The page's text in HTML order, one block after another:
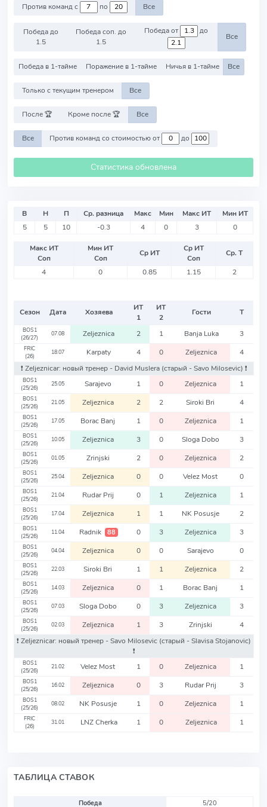
Против команд с по Все
Победа до
1.5
Победа соп. до
1.5
Победа от до
Все
Победа в 1-тайме Поражение в 1-тайме Ничья в 1-тайме Все
Только с текущим тренером Все
После 🏆 Кроме после 🏆 Все
Все Против команд со стоимостью от до
Статистика обновлена
В Н П Ср. разница Макс Мин Макс ИТ
Мин ИТ
5
5 10 -0.3 4 0 3 0
Макс ИТ
Соп
Мин ИТ
Соп
Ср ИТ
Ср ИТ
Соп
Ср. Т
4
0 0.85 1.15 2
Сезон Дата Хозяева
ИТ
1
ИТ
2
Гости Т
BOS1
(26/27)
07.08 Zeljeznica 2 1 Banja Luka 3
FRIC
(26)
18.07 Karpaty 4 0 Zeljeznica
4
❗️ Zeljeznicar: новый тренер - David Muslera (старый - Savo Milosevic) ❗️
BOS1
(25/26)
25.05 Sarajevo 1 0 Zeljeznica 1
BOS1
(25/26)
21.05 Zeljeznica 2 2 Siroki Bri 4
BOS1
(25/26)
17.05 Borac Banj 1 0 Zeljeznica 1
BOS1
(25/26)
10.05 Zeljeznica 3 0 Sloga Dobo 3
BOS1
(25/26)
01.05 Zrinjski 2 0 Zeljeznica 2
BOS1
(25/26)
25.04 Zeljeznica 0 0 Velez Most 0
BOS1
(25/26)
21.04 Rudar Prij 0 1 Zeljeznica 1
BOS1
(25/26)
17.04 Zeljeznica 1 1 NK Posusje 2
BOS1
(25/26)
11.04 Radnik 88 0 3 Zeljeznica 3
BOS1
(25/26)
04.04 Zeljeznica 0 0 Sarajevo 0
BOS1
(25/26)
22.03 Siroki Bri 1 1 Zeljeznica 2
BOS1
(25/26)
14.03 Zeljeznica 0 1 Borac Banj 1
BOS1
(25/26)
07.03 Sloga Dobo 0 3 Zeljeznica 3
BOS1
(25/26)
02.03 Zeljeznica 1 3 Zrinjski
4
❗️ Zeljeznicar: новый тренер - Savo Milosevic (старый - Slavisa Stojanovic)
❗️
BOS1
(25/26)
21.02 Velez Most 1 0 Zeljeznica 1
BOS1
(25/26)
16.02 Zeljeznica 0 3 Rudar Prij 3
BOS1
(25/26)
08.02 NK Posusje 1 0 Zeljeznica 1
FRIC
(26)
31.01 LNZ Cherka 1 0 Zeljeznica 1
ТАБЛИЦА СТАВОК
Победа 5/20